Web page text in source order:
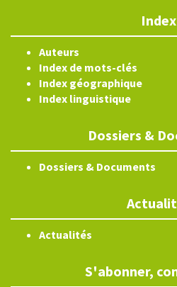
Index
Auteurs
Index de mots-clés
Index géographique
Index linguistique
Dossiers &
Dossiers & Documents
Actualités
S'abonner,